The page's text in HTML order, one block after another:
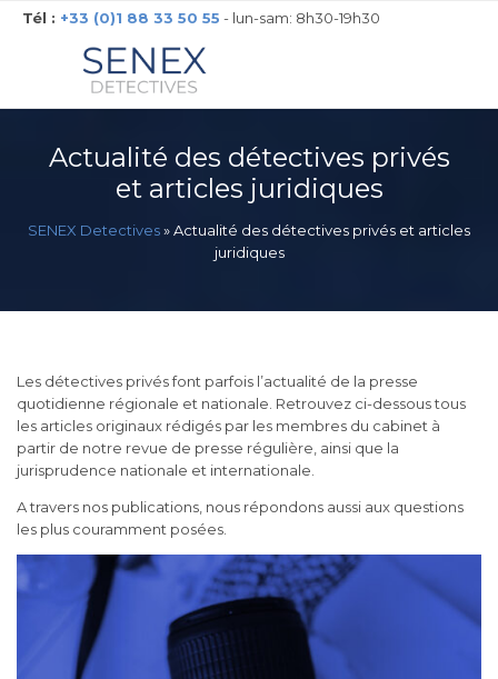
Tél : +33 (0)1 88 33 50 55 - lun-sam: 8h30-19h30
Actualité des détectives privés
et articles juridiques
SENEX Detectives»Actualité des détectives privés et articles
juridiques
Les détectives privés font parfois l’actualité de la presse
quotidienne régionale et nationale. Retrouvez ci-dessous tous
les articles originaux rédigés par les membres du cabinet à
partir de notre revue de presse régulière, ainsi que la
jurisprudence nationale et internationale.
A travers nos publications, nous répondons aussi aux questions
les plus couramment posées.